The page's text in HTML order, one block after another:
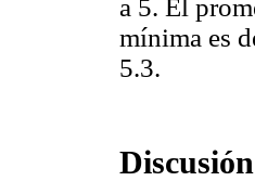
a 5. El
mínima es
5.3.
Discusión